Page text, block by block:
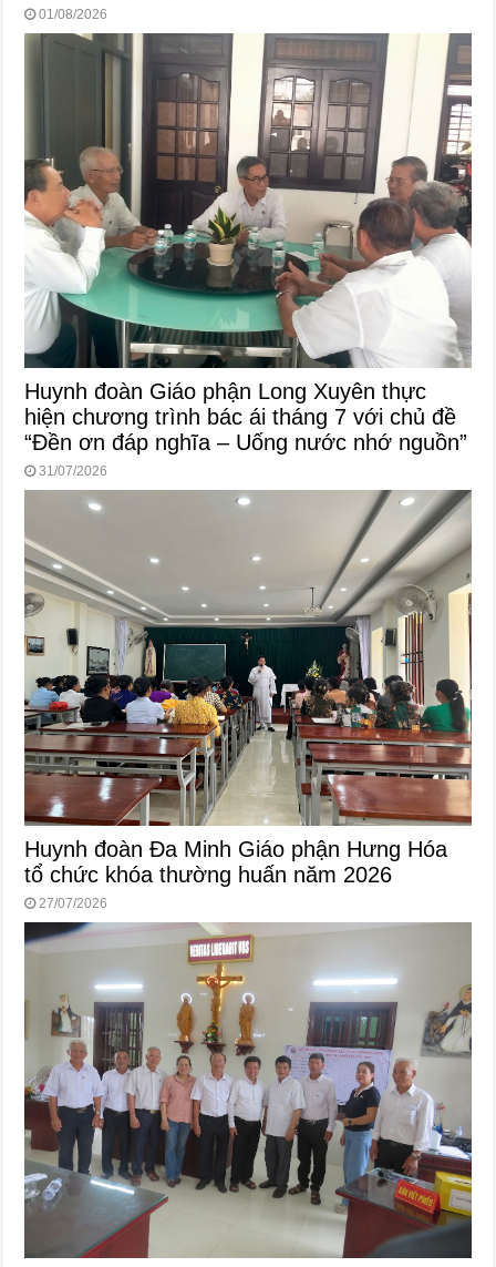
01/08/2026
Huynh đoàn Giáo phận Long Xuyên thực
hiện chương trình bác ái tháng 7 với chủ đề
“Đền ơn đáp nghĩa – Uống nước nhớ nguồn”
31/07/2026
Huynh đoàn Đa Minh Giáo phận Hưng Hóa
tổ chức khóa thường huấn năm 2026
27/07/2026